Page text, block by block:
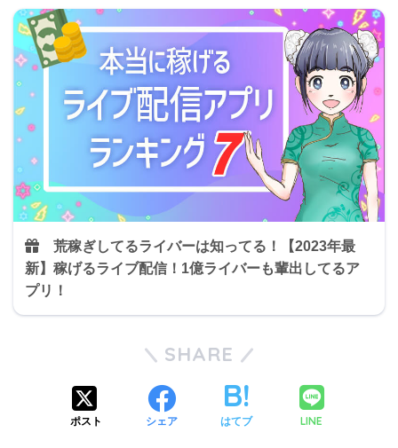
荒稼ぎしてるライバーは知ってる！
【2023年最
新】稼げるライブ配信！1億ライバーも輩出してるア
プリ！
SHARE
ポスト シェア はてブ LINE